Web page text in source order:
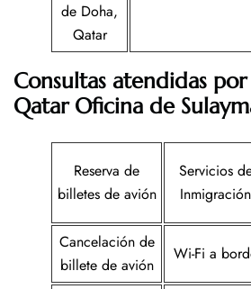
de Doha,
Qatar
Consultas atendidas por
Qatar Oficina de
Reserva de
billetes de avión
Servicios
Inmigración
Cancelación de
billete de avión
Wi-Fi a